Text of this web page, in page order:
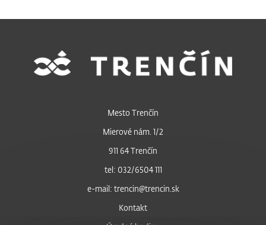
Mesto Trenčín
Mierové nám. 1/2
911 64 Trenčín
tel: 032/6504 111
e-mail: trencin@trencin.sk
Kontakt